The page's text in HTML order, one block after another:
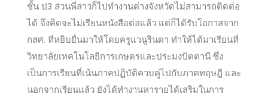
ชั้น ป3 ส่วนพี่สาวก็ไปทำงานต่างจังหวัดไม่สามารถติดต่อ
ได้ จึงคิดจะไม่เรียนหนังสือต่อแล้ว แต่ก็ได้รับโอกาสจาก
กสศ. ที่หยิบยื่นมาให้โดยครูแวนูรินดา ทำให้ได้มาเรียนที่
วิทยาลัยเทคโนโลยีการเกษตรและประมงปัตตานี ซึ่ง
เป็นการเรียนที่เน้นภาคปฏิบัติควบคู่ไปกับภาคทฤษฎี และ
นอกจากเรียนแล้ว ยังได้ทำงานหารายได้เสริมในการ